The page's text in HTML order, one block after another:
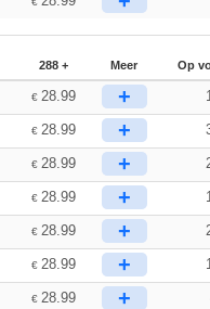
288 + Meer Op
€28.99 +
€28.99 +
€28.99 +
€28.99 +
€28.99 +
€28.99 +
€28.99 +